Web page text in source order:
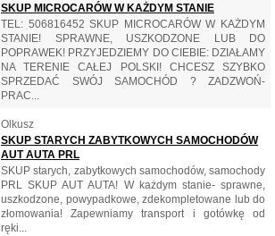
SKUP MICROCARÓW W KAŻDYM STANIE
TEL: 506816452 SKUP MICROCARÓW W KAŻDYM
STANIE! SPRAWNE, USZKODZONE LUB DO
POPRAWEK! PRZYJEDZIEMY DO CIEBIE: DZIAŁAMY
NA TERENIE CAŁEJ POLSKI! CHCESZ SZYBKO
SPRZEDAĆ SWÓJ SAMOCHÓD ? ZADZWOŃ-
PRAC...
Olkusz
SKUP STARYCH ZABYTKOWYCH SAMOCHODÓW
AUT AUTA PRL
SKUP starych, zabytkowych samochodów, samochody
PRL SKUP AUT AUTA! W każdym stanie- sprawne,
uszkodzone, powypadkowe, zdekompletowane lub do
złomowania! Zapewniamy transport i gotówkę od
ręki...